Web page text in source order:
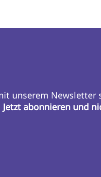
unserem Newsletter
Jetzt abonnieren und